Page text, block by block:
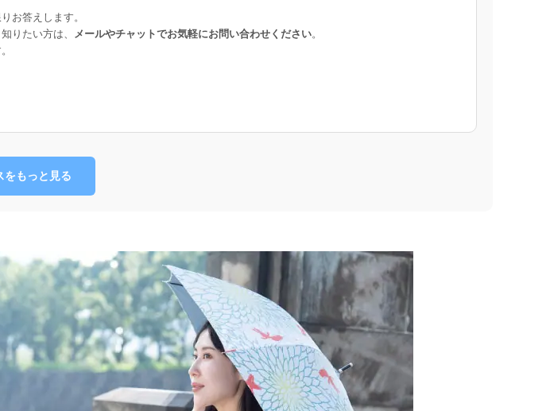
お答えします。
りたい方は、 メールやチャットでお気軽にお問い合わせください。
をもっと見る